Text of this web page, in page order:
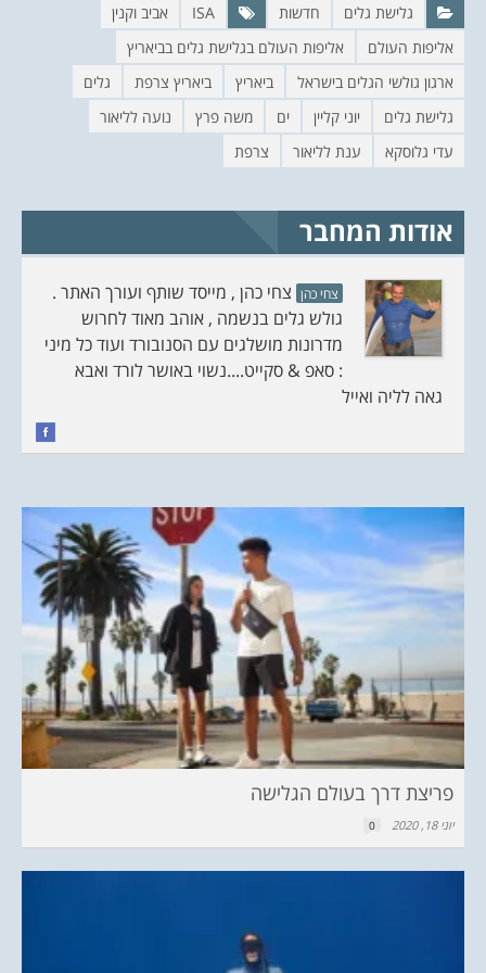
ח
ל
ו
ן
ח
ד
ש
)
ב
ח
ל
ן
ח
ד
ש
)
גלישת גלים חדשות ISA
אביב וקנין
אליפות העולם
אליפות העולם בגלישת גלים בביאריץ
ארגון גולשי הגלים בישראל
ביאריץ ביאריץ צרפת
גלים
גלישת גלים
יוני קליין ים משה פרץ
נועה לליאור
עדי גלוסקא
ענת לליאור צרפת
אודות המחבר
צחי כהן צחי כהן , מייסד שותף ועורך האתר .
גולש גלים בנשמה , אוהב מאוד לחרוש
מדרונות מושלגים עם הסנובורד ועוד כל מיני
: סאפ & סקייט....נשוי באושר לורד ואבא
גאה לליה ואייל
פריצת דרך בעולם הגלישה
יוני 18, 2020 0